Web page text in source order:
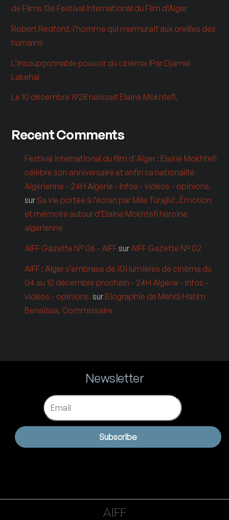
de Films 13e Festival International du Film d’Alger
Robert Redford, l’homme qui murmurait aux oreilles des
humains
L’insoupçonnable pouvoir du cinéma !Par Djamel
Lakehal
Le 10 décembre 1928 naissait Elaine Mokhtefi.
Recent Comments
Festival international du film d'Alger : Elaine Mokhtefi
célèbre son anniversaire et enfin sa nationalité
Algérienne - 24H Algérie - Infos - vidéos - opinions.
sur Sa vie portée à l’écran par Mila Turajlić..Émotion
et mémoire autour d’Elaine Mokhtefi héroïne
algerienne
AIFF Gazette N° 06 - AIFFsur AIFF Gazette N° 02
AIFF : Alger s’embrase de 101 lumières de cinéma du
04 au 10 décembre prochain - 24H Algérie - Infos -
vidéos - opinions. sur Biographie de Mehdi Hatim
Benaïssa, Commissaire
Newsletter
Email
Subscribe
AIFF